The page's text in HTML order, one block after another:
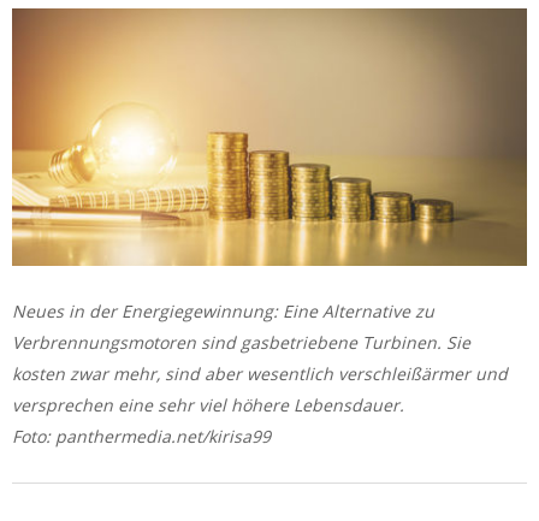
Neues in der Energiegewinnung: Eine Alternative zu
Verbrennungsmotoren sind gasbetriebene Turbinen. Sie
kosten zwar mehr, sind aber wesentlich verschleißärmer und
versprechen eine sehr viel höhere Lebensdauer.
Foto: panthermedia.net/kirisa99